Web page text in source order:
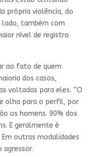
própria violência, do
também com
nível de registro
ao fato de quem
dos casos,
voltadas para eles. “O
olha para o perfil, por
os homens. 90% dos
E geralmente é
outras modalidades